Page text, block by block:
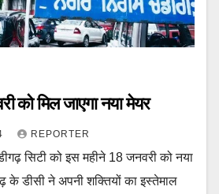
को मिल जाएगा नया मेयर
REPORTER
सिटी को इस महीने 18 जनवरी को नया
के डीसी ने अपनी शक्तियों का इस्तेमाल